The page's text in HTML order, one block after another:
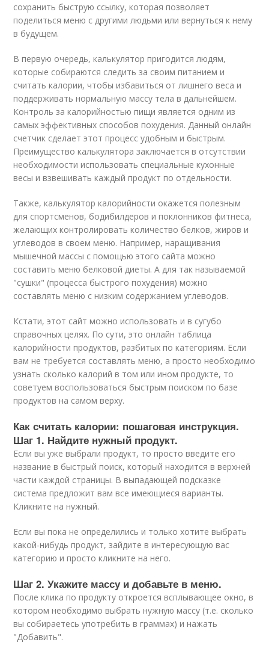
сохранить быструю ссылку, которая позволяет
поделиться меню с другими людьми или вернуться к нему
в будущем.
В первую очередь, калькулятор пригодится людям,
которые собираются следить за своим питанием и
считать калории, чтобы избавиться от лишнего веса и
поддерживать нормальную массу тела в дальнейшем.
Контроль за калорийностью пищи является одним из
самых эффективных способов похудения. Данный онлайн
счетчик сделает этот процесс удобным и быстрым.
Преимущество калькулятора заключается в отсутствии
необходимости использовать специальные кухонные
весы и взвешивать каждый продукт по отдельности.
Также, калькулятор калорийности окажется полезным
для спортсменов, бодибилдеров и поклонников фитнеса,
желающих контролировать количество белков, жиров и
углеводов в своем меню. Например, наращивания
мышечной массы с помощью этого сайта можно
составить меню белковой диеты. А для так называемой
"сушки" (процесса быстрого похудения) можно
составлять меню с низким содержанием углеводов.
Кстати, этот сайт можно использовать и в сугубо
справочных целях. По сути, это онлайн таблица
калорийности продуктов, разбитых по категориям. Если
вам не требуется составлять меню, а просто необходимо
узнать сколько калорий в том или ином продукте, то
советуем воспользоваться быстрым поиском по базе
продуктов на самом верху.
Как считать калории: пошаговая инструкция.
Шаг 1. Найдите нужный продукт.
Если вы уже выбрали продукт, то просто введите его
название в быстрый поиск, который находится в верхней
части каждой страницы. В выпадающей подсказке
система предложит вам все имеющиеся варианты.
Кликните на нужный.
Если вы пока не определились и только хотите выбрать
какой-нибудь продукт, зайдите в интересующую вас
категорию и просто кликните на него.
Шаг 2. Укажите массу и добавьте в меню.
После клика по продукту откроется всплывающее окно, в
котором необходимо выбрать нужную массу (т.е. сколько
вы собираетесь употребить в граммах) и нажать
"Добавить".